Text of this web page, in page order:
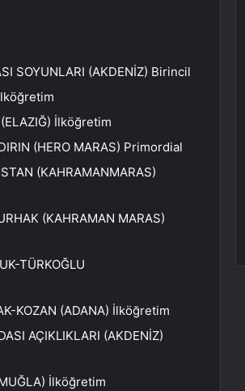
SOYUNLARI (AKDENİZ) Birincil
İlköğretim
(HERO MARAS) Primordial
(KAHRAMANMARAS)
(KAHRAMAN MARAS)
TÜRKOĞLU
KOZAN (ADANA) İlköğretim
AÇIKLIKLARI (AKDENİZ)
İlköğretim